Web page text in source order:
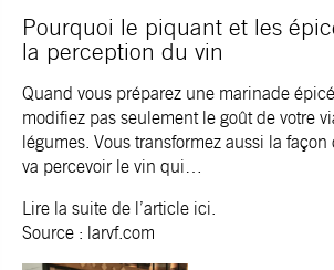
Pourquoi le piquant et les
la perception du vin
Quand vous préparez une marinade
modifiez pas seulement le goût de votre
légumes. Vous transformez aussi la
va percevoir le vin qui…
Lire la suite de l’article ici.
Source : larvf.com